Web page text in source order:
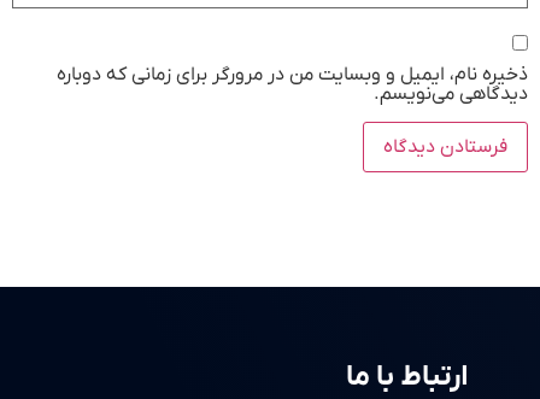
ذخیره نام، ایمیل و وبسایت من در مرورگر برای زمانی که دوباره
دیدگاهی می‌نویسم.
ارتباط با ما